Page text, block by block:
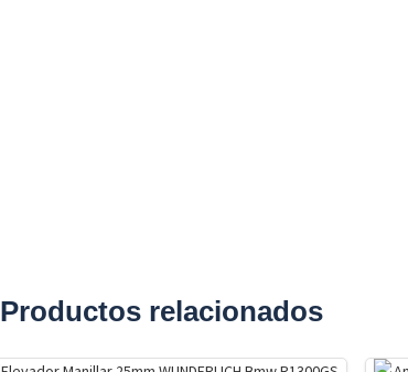
Productos relacionados